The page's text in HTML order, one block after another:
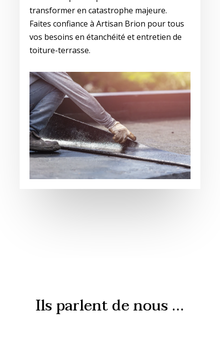
transformer en catastrophe majeure.
Faites confiance à Artisan Brion pour tous
vos besoins en étanchéité et entretien de
toiture-terrasse.
Ils parlent de nous …